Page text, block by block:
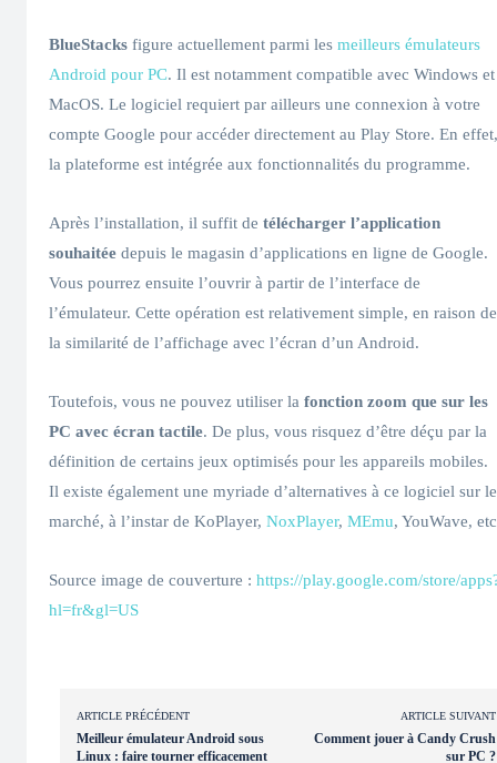
BlueStacks figure actuellement parmi les meilleurs émulateurs
Android pour PC. Il est notamment compatible avec Windows et
MacOS. Le logiciel requiert par ailleurs une connexion à votre
compte Google pour accéder directement au Play Store. En effet,
la plateforme est intégrée aux fonctionnalités du programme.
Après l’installation, il suffit de télécharger l’application
souhaitée depuis le magasin d’applications en ligne de Google.
Vous pourrez ensuite l’ouvrir à partir de l’interface de
l’émulateur. Cette opération est relativement simple, en raison de
la similarité de l’affichage avec l’écran d’un Android.
Toutefois, vous ne pouvez utiliser la fonction zoom que sur les
PC avec écran tactile. De plus, vous risquez d’être déçu par la
définition de certains jeux optimisés pour les appareils mobiles.
Il existe également une myriade d’alternatives à ce logiciel sur le
marché, à l’instar de KoPlayer, NoxPlayer, MEmu, YouWave,
Source image de couverture : https://play.google.com/store/
hl=fr&gl=US
ARTICLE PRÉCÉDENT
Meilleur émulateur Android sous
Linux : faire tourner efficacement
ARTICLE SUIVANT
Comment jouer à Candy Crush
sur PC ?